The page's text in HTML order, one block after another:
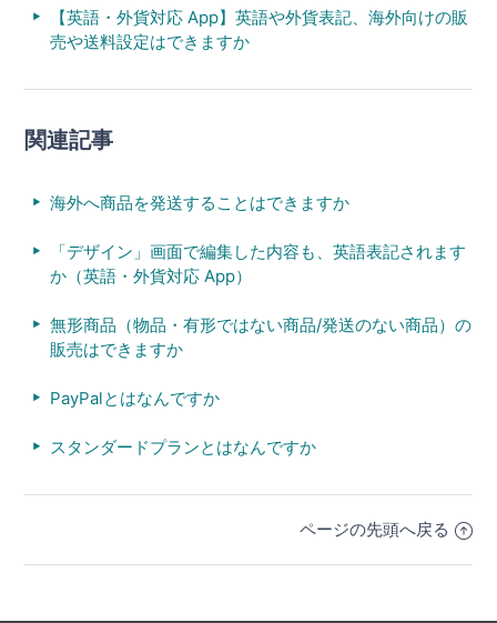
【英語・外貨対応 App】英語や外貨表記、海外向けの販
売や送料設定はできますか
関連記事
海外へ商品を発送することはできますか
「デザイン」画面で編集した内容も、英語表記されます
か（英語・外貨対応 App）
無形商品（物品・有形ではない商品/発送のない商品）の
販売はできますか
PayPalとはなんですか
スタンダードプランとはなんですか
ページの先頭へ戻る